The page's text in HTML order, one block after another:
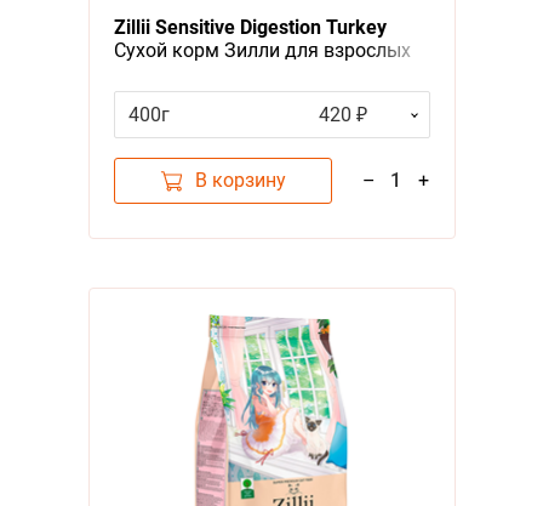
Zillii Sensitive Digestion Turkey
Сухой корм Зилли для взрослых
пищеварением Индейка
400г 420 ₽
В корзину – 1 +